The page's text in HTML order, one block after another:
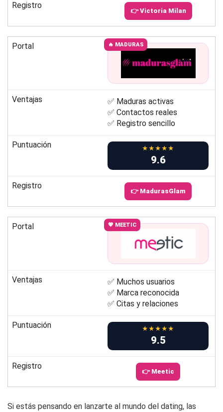
Registro
👉 Victoria Milan
Portal 🔥 MADURAS
Ventajas
✅ Maduras activas
✅ Contactos reales
✅ Registro sencillo
Puntuación ★★★★★
9.6
Registro
👉 MadurasGlam
Portal 💖 MEETIC
Ventajas
✅ Muchos usuarios
✅ Marca reconocida
✅ Citas y relaciones
Puntuación ★★★★★
9.5
Registro
👉 Meetic
Si estás pensando en lanzarte al mundo del dating, las